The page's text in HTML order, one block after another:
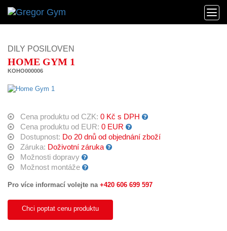
DILY POSILOVEN
HOME GYM 1
KOHO000006
Cena produktu od CZK: 0 Kč s DPH
Cena produktu od EUR: 0 EUR
Dostupnost: Do 20 dnů od objednání zboží
Záruka: Doživotní záruka
Možnosti dopravy
Možnost montáže
Pro více informací volejte na +420 606 699 597
Chci poptat cenu produktu